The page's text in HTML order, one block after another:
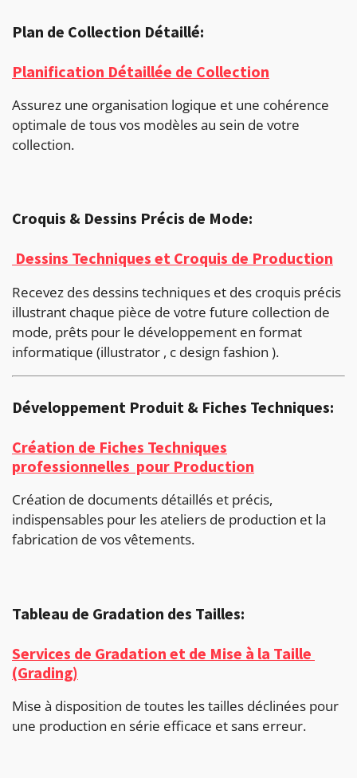
Plan de Collection Détaillé:
Planification Détaillée de Collection
Assurez une organisation logique et une cohérence
optimale de tous vos modèles au sein de votre
collection.
Croquis & Dessins Précis de Mode:
Dessins Techniques et Croquis de Production
Recevez des dessins techniques et des croquis précis
illustrant chaque pièce de votre future collection de
mode, prêts pour le développement en format
informatique (illustrator , c design fashion ).
Développement Produit & Fiches Techniques:
Création de Fiches Techniques
professionnelles pour Production
Création de documents détaillés et précis,
indispensables pour les ateliers de production et la
fabrication de vos vêtements.
Tableau de Gradation des Tailles:
Services de Gradation et de Mise à la Taille
(Grading)
Mise à disposition de toutes les tailles déclinées pour
une production en série efficace et sans erreur.